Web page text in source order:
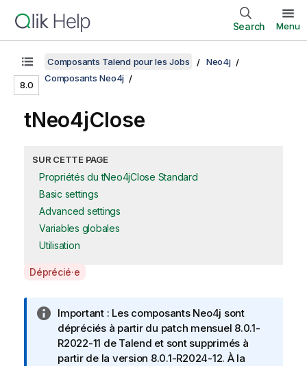
Search Menu
8.0
Composants Talend pour les Jobs
Neo4j
Composants Neo4j
tNeo4jClose
SUR CETTE PAGE
Propriétés du tNeo4jClose Standard
Basic settings
Advanced settings
Variables globales
Utilisation
A
a
Déprécié·e
N
o
t
e
Important : Les composants Neo4j sont
dépréciés à partir du patch mensuel 8.0.1-
R2022-11 de Talend et sont supprimés à
partir de la version 8.0.1-R2024-12. À la